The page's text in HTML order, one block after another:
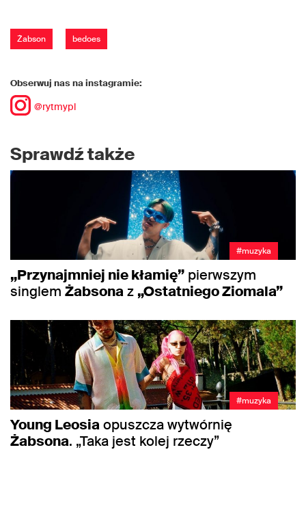
Żabson bedoes
Obserwuj nas na instagramie:
@rytmypl
Sprawdź także
#muzyka
„Przynajmniej nie kłamię” pierwszym
singlem Żabsonaz „Ostatniego Ziomala”
#muzyka
Young Leosiaopuszcza wytwórnię
Żabsona. „Taka jest kolej rzeczy”